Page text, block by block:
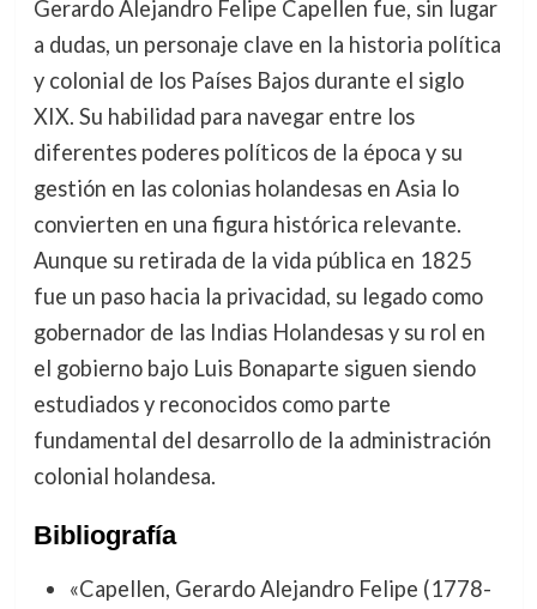
Gerardo Alejandro Felipe Capellen fue, sin lugar
a dudas, un personaje clave en la historia política
y colonial de los Países Bajos durante el siglo
XIX. Su habilidad para navegar entre los
diferentes poderes políticos de la época y su
gestión en las colonias holandesas en Asia lo
convierten en una figura histórica relevante.
Aunque su retirada de la vida pública en 1825
fue un paso hacia la privacidad, su legado como
gobernador de las Indias Holandesas y su rol en
el gobierno bajo Luis Bonaparte siguen siendo
estudiados y reconocidos como parte
fundamental del desarrollo de la administración
colonial holandesa.
Bibliografía
«Capellen, Gerardo Alejandro Felipe (1778-